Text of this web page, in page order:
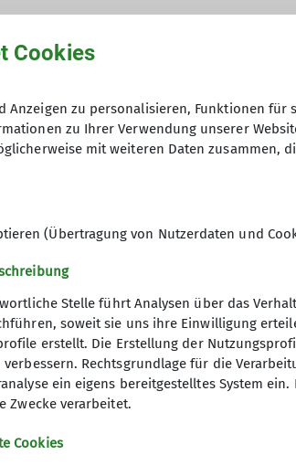
Anfrage
Service
Mitglied werden
Cookies
Anzeigen zu personalisieren, Funktionen
zu Ihrer Verwendung unserer
mit weiteren Daten zusammen,
(Übertragung von Nutzerdaten und
Stelle führt Analysen über das
soweit sie uns ihre Einwilligung
erstellt. Die Erstellung der
Rechtsgrundlage für die
ein eigens bereitgestelltes System
Zwecke verarbeitet.
Cookies